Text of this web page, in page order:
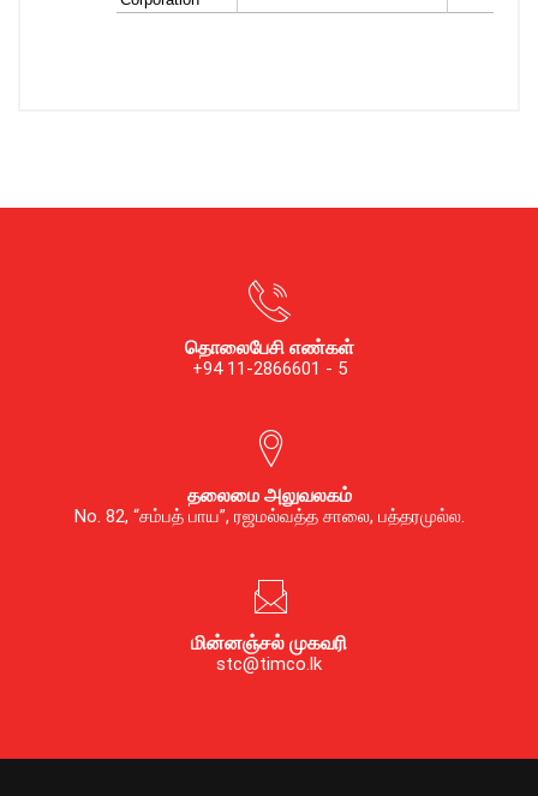
தொலைபேசி எண்கள்
+94 11-2866601 - 5
தலைமை அலுவலகம்
No. 82, “சம்பத் பாய”, ரஜமல்வத்த சாலை, பத்தரமுல்ல.
மின்னஞ்சல் முகவரி
stc@timco.lk